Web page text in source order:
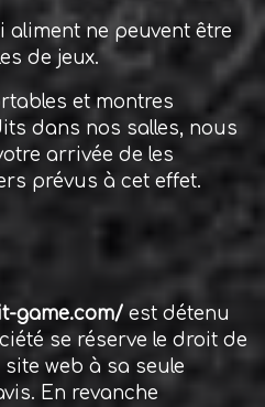
aliment ne peuvent être
de jeux.
et montres
dans nos salles, nous
arrivée de les
prévus à cet effet.
game.com/ est détenu
se réserve le droit de
web à sa seule
En revanche